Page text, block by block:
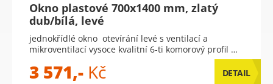
Okno plastové 700x1400 mm, zlatý
dub/bílá, levé
jednokřídlé okno otevírání levé s ventilací a
mikroventilací vysoce kvalitní 6-ti komorový profil …
3 571,- Kč DETAIL